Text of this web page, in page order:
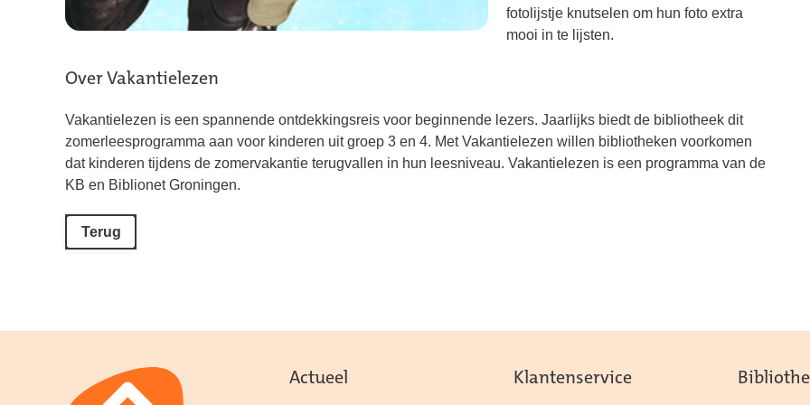
fotolijstje knutselen om hun foto extra
mooi in te lijsten.
Over Vakantielezen
Vakantielezen is een spannende ontdekkingsreis voor beginnende lezers. Jaarlijks biedt de bibliotheek dit
zomerleesprogramma aan voor kinderen uit groep 3 en 4. Met Vakantielezen willen bibliotheken voorkomen
dat kinderen tijdens de zomervakantie terugvallen in hun leesniveau. Vakantielezen is een programma van de
KB en Biblionet Groningen.
Terug
Actueel Klantenservice